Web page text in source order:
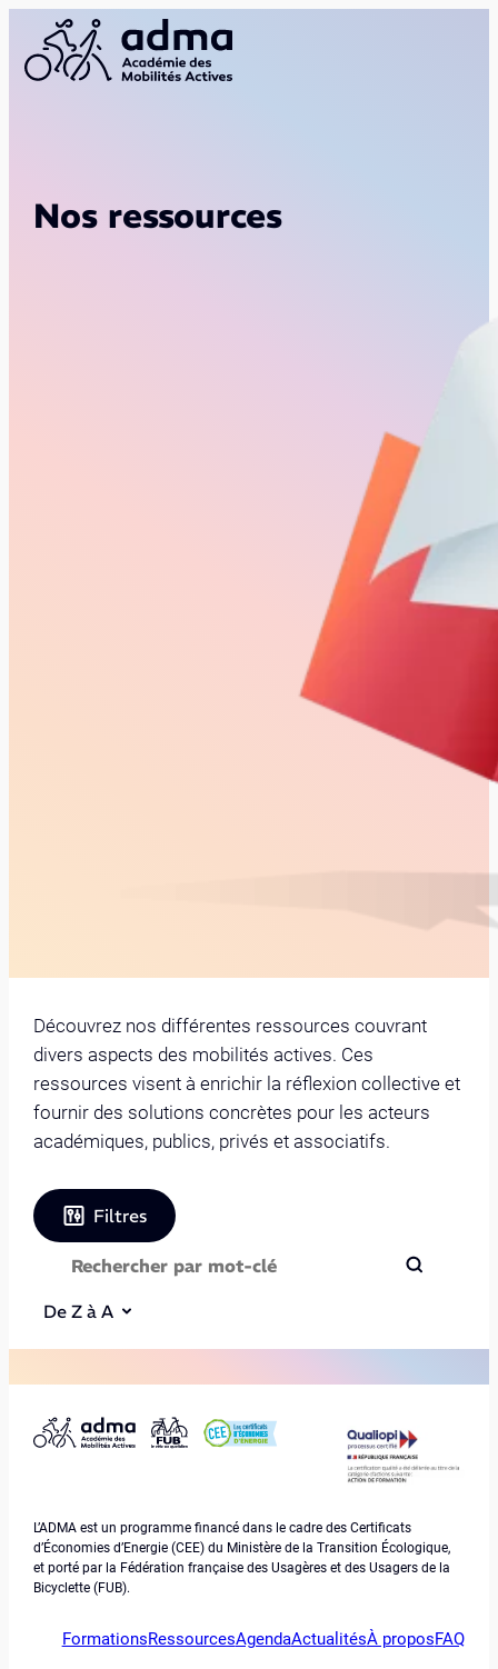
Nos ressources
Découvrez nos différentes ressources couvrant
divers aspects des mobilités actives. Ces
ressources visent à enrichir la réflexion collective et
fournir des solutions concrètes pour les acteurs
académiques, publics, privés et associatifs.
Filtres
De Z à A
L’ADMA est un programme financé dans le cadre des Certificats
d’Économies d’Energie (CEE) du Ministère de la Transition Écologique,
et porté par la Fédération française des Usagères et des Usagers de la
Bicyclette (FUB).
FormationsRessourcesAgendaActualitésÀ proposFAQ